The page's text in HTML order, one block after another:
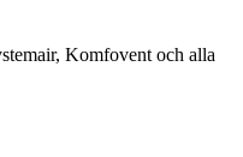
Komfovent och alla